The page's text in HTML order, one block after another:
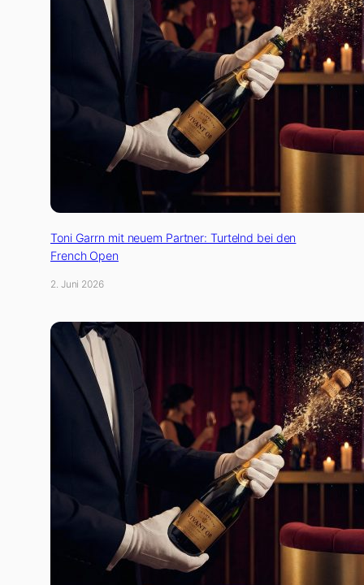
Toni Garrn mit neuem Partner: Turtelnd bei den
French Open
2. Juni 2026